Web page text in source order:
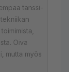
tanssi-
Oiva
mutta myös